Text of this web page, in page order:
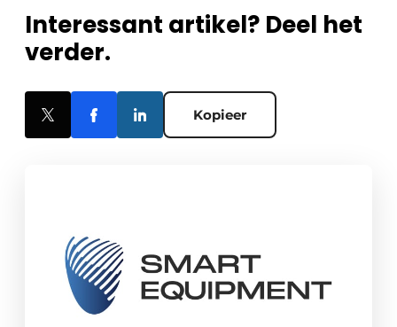
Interessant artikel? Deel het
verder.
Kopieer